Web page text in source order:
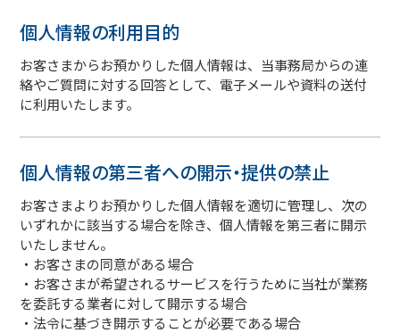
個人情報の利用目的
お客さまからお預かりした個人情報は、当事務局からの連
絡やご質問に対する回答として、電子メールや資料の送付
に利用いたします。
個人情報の第三者への開示・提供の禁止
お客さまよりお預かりした個人情報を適切に管理し、次の
いずれかに該当する場合を除き、個人情報を第三者に開示
いたしません。
・お客さまの同意がある場合
・お客さまが希望されるサービスを行うために当社が業務
を委託する業者に対して開示する場合
・法令に基づき開示することが必要である場合